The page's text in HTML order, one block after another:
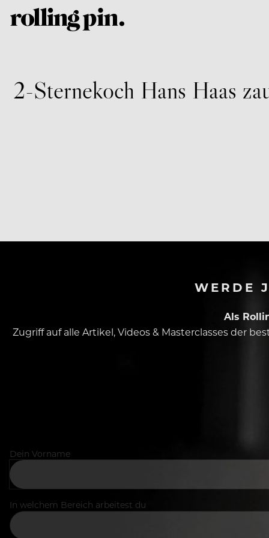
2-Sternekoch Hans Haas
WERDE
Als
Zugriff auf alle Artikel, Videos & Masterclasses der
Dein Vorname
In welchem Bereich arbeitest du